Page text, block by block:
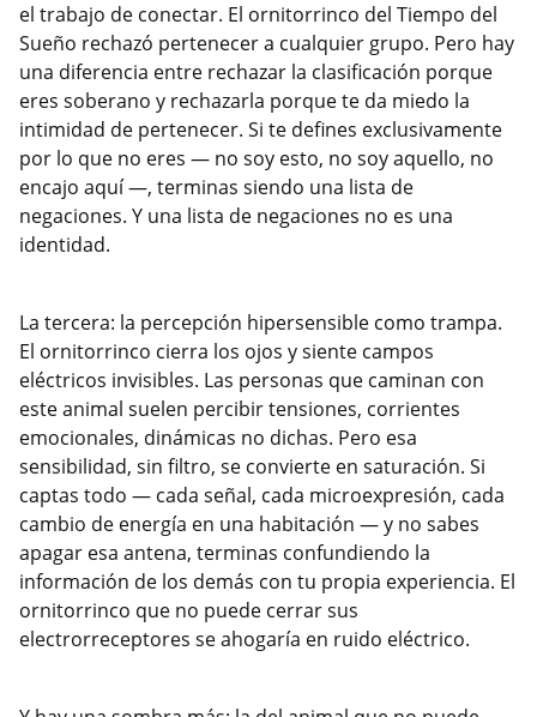
el trabajo de conectar. El ornitorrinco del Tiempo del
Sueño rechazó pertenecer a cualquier grupo. Pero hay
una diferencia entre rechazar la clasificación porque
eres soberano y rechazarla porque te da miedo la
intimidad de pertenecer. Si te defines exclusivamente
por lo que no eres — no soy esto, no soy aquello, no
encajo aquí —, terminas siendo una lista de
negaciones. Y una lista de negaciones no es una
identidad.
La tercera: la percepción hipersensible como trampa.
El ornitorrinco cierra los ojos y siente campos
eléctricos invisibles. Las personas que caminan con
este animal suelen percibir tensiones, corrientes
emocionales, dinámicas no dichas. Pero esa
sensibilidad, sin filtro, se convierte en saturación. Si
captas todo — cada señal, cada microexpresión, cada
cambio de energía en una habitación — y no sabes
apagar esa antena, terminas confundiendo la
información de los demás con tu propia experiencia. El
ornitorrinco que no puede cerrar sus
electrorreceptores se ahogaría en ruido eléctrico.